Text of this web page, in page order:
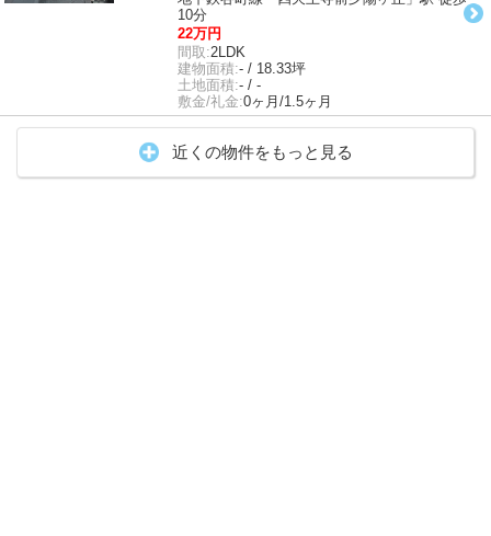
10分
22万円
間取:2LDK
建物面積:- / 18.33坪
土地面積:- / -
敷金/礼金:0ヶ月/1.5ヶ月
近くの物件をもっと見る